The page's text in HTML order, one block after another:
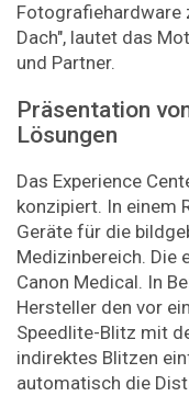
Fotografiehardware
Dach", lautet das
und Partner.
Präsentation
Lösungen
Das Experience
konzipiert. In einem
Geräte für die
Medizinbereich. Die
Canon Medical. In
Hersteller den vor
Speedlite-Blitz mit
indirektes Blitzen
automatisch die